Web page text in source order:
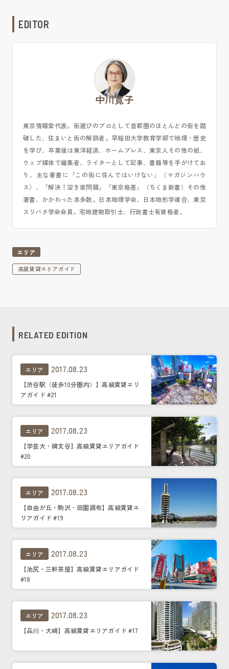
EDITOR
中川寛子
東京情報堂代表。街選びのプロとして首都圏のほとんどの街を踏
破した、住まいと街の解説者。早稲田大学教育学部で地理・歴史
を学び、卒業後は東洋経済、ホームプレス、東京人その他の紙、
ウェブ媒体で編集者、ライターとして記事、書籍等を手がけてお
り、主な著書に「この街に住んではいけない」（マガジンハウ
ス）、「解決！空き家問題」「東京格差」（ちくま新書）その他
著書、かかわった本多数。日本地理学会、日本地形学連合、東京
スリバチ学会会員。宅地建物取引士、行政書士有資格者。
エリア
高級賃貸エリアガイド
RELATED EDITION
エリア 2017.08.23
【渋谷駅（徒歩10分圏内）】高級賃貸エリ
アガイド #21
エリア 2017.08.23
【学芸大・碑文谷】高級賃貸エリアガイド
#20
エリア 2017.08.23
【自由が丘・駒沢・田園調布】高級賃貸エ
リアガイド #19
エリア 2017.08.23
【池尻・三軒茶屋】高級賃貸エリアガイド
#18
エリア 2017.08.23
【品川・大崎】高級賃貸エリアガイド #17